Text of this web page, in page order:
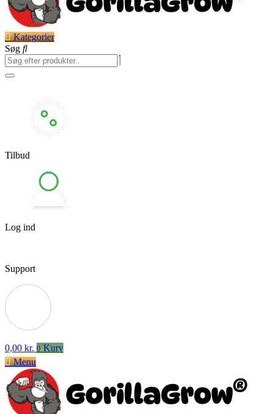
Kategorier
Søg
Tilbud
Log ind
Support
0,00 kr. 0 Kurv
Menu